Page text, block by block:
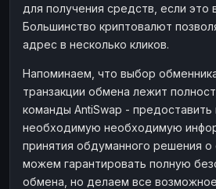
для получения средств, если это
Большинство криптовалют
адрес в несколько кликов.
Напоминаем, что выбор
транзакции обмена лежит
команды AntiSwap -
необходимую необходимую
принятия обдуманного решения
можем гарантировать полную
обмена, но делаем все